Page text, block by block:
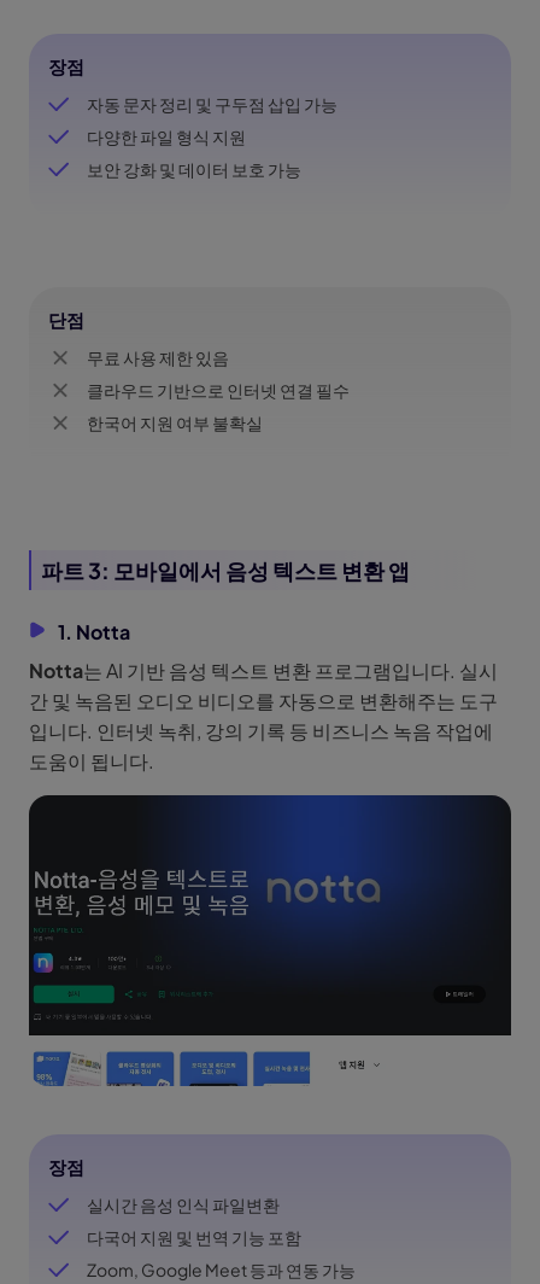
장점
자동 문자 정리 및 구두점 삽입 가능
다양한 파일 형식 지원
보안 강화 및 데이터 보호 가능
단점
무료 사용 제한 있음
클라우드 기반으로 인터넷 연결 필수
한국어 지원 여부 불확실
파트 3: 모바일에서 음성 텍스트 변환 앱
1. Notta
Notta는 AI 기반 음성 텍스트 변환 프로그램입니다. 실시
간 및 녹음된 오디오 비디오를 자동으로 변환해주는 도구
입니다. 인터넷 녹취, 강의 기록 등 비즈니스 녹음 작업에
도움이 됩니다.
장점
실시간 음성 인식 파일변환
다국어 지원 및 번역 기능 포함
Zoom, Google Meet 등과 연동 가능